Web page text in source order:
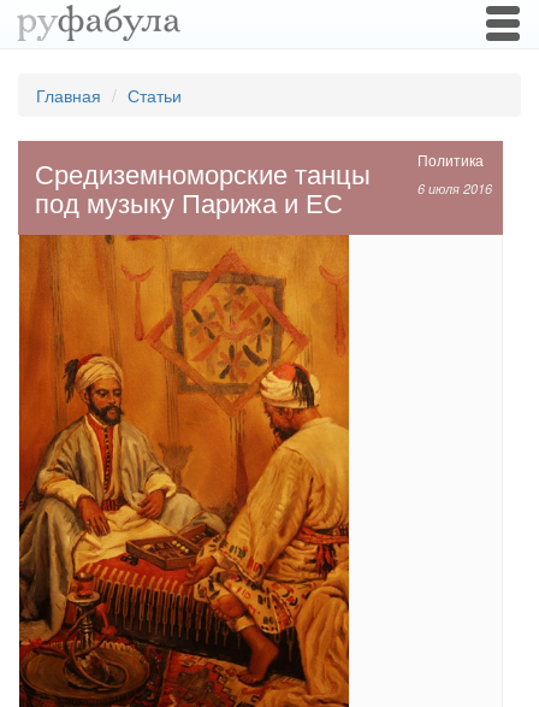
Главная Статьи
Политика
6 июля 2016
Средиземноморские танцы
под музыку Парижа и ЕС